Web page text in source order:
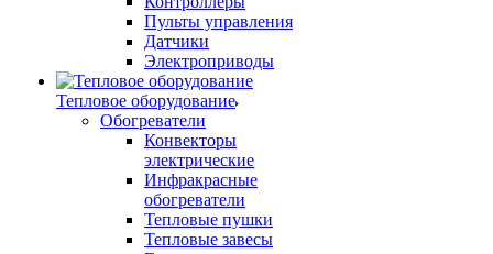
Пульты управления
Датчики
Электроприводы
Тепловое оборудование
Обогреватели
Конвекторы
электрические
Инфракрасные
обогреватели
Тепловые пушки
Тепловые завесы